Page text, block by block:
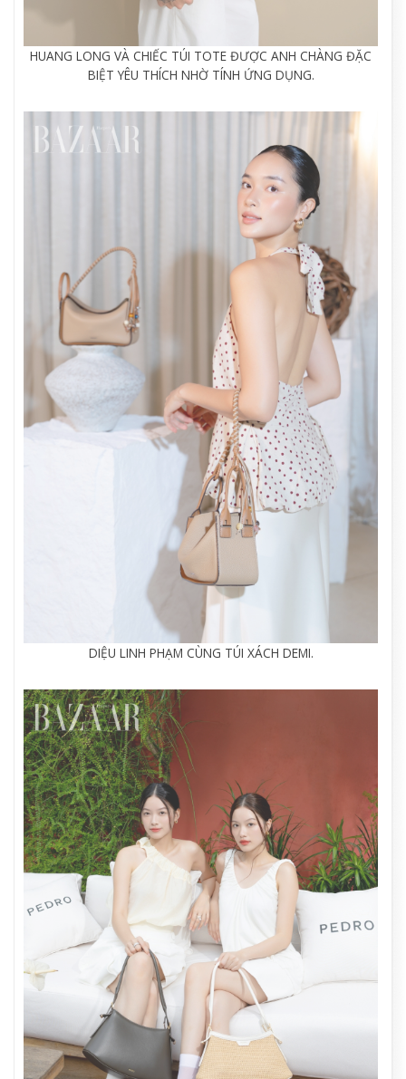
HUANG LONG VÀ CHIẾC TÚI TOTE ĐƯỢC ANH CHÀNG ĐẶC
BIỆT YÊU THÍCH NHỜ TÍNH ỨNG DỤNG.
DIỆU LINH PHẠM CÙNG TÚI XÁCH DEMI.